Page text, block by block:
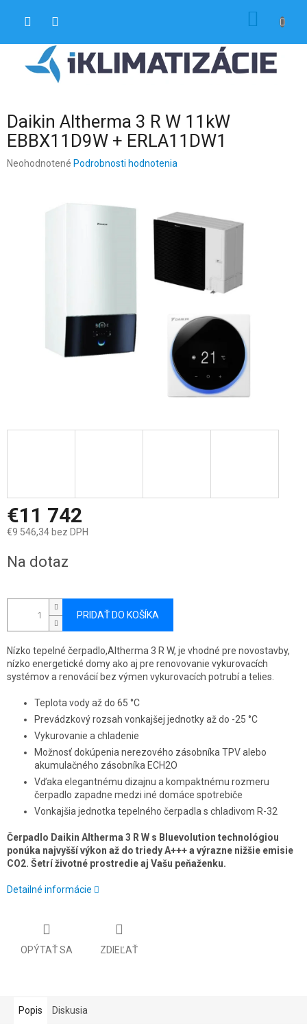
Daikin Altherma 3 R W 11kW
EBBX11D9W + ERLA11DW1
Priemerné
Neohodnotené Podrobnosti hodnotenia
€11 742
€9 546,34 bez DPH
cena:
Na dotaz
PRIDAŤ DO KOŠÍKA
Nízko tepelné čerpadlo,Altherma 3 R W, je vhodné pre novostavby,
nízko energetické domy ako aj pre renovovanie vykurovacích
systémov a renovácií bez výmen vykurovacích potrubí a telies.
Teplota vody až do 65 °C
Prevádzkový rozsah vonkajšej jednotky až do -25 °C
Vykurovanie a chladenie
Možnosť dokúpenia nerezového zásobníka TPV alebo
akumulačného zásobníka ECH2O
Vďaka elegantnému dizajnu a kompaktnému rozmeru
čerpadlo zapadne medzi iné domáce spotrebiče
Vonkajšia jednotka tepelného čerpadla s chladivom R-32
Čerpadlo Daikin Altherma 3 R W s Bluevolution technológiou
ponúka najvyšší výkon až do triedy A+++ a výrazne nižšie emisie
CO2. Šetrí životné prostredie aj Vašu peňaženku.
Detailné informácie
OPÝTAŤ SA ZDIEĽAŤ
Popis Diskusia